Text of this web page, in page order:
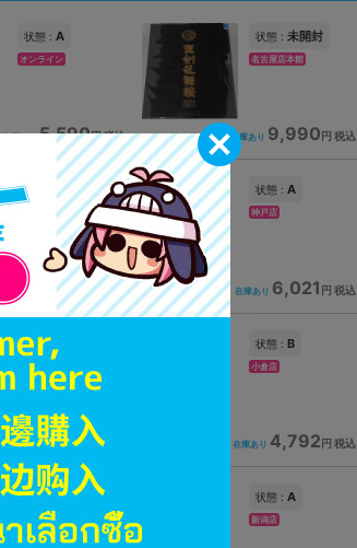
状態 : A
オンライン
在庫あり 5,590円 税込
状態 : 未開封
名古屋店本館
在庫あり 9,990 円 税込
状態 : A
在庫あり 8,019円 税込
状態 : A
神戸店
在庫あり 6,021 円 税込
状態 : A
海老名マルイ店
在庫あり 5,031円 税込
状態 : B
小倉店
在庫あり 4,792円 税込
状態 :A
アバンティ京都店
状態 : A
新潟店